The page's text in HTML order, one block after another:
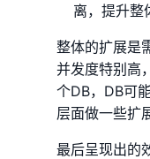
离，提升整
整体的扩展是
并发度特别高
个DB，DB可
层面做一些扩
最后呈现出的